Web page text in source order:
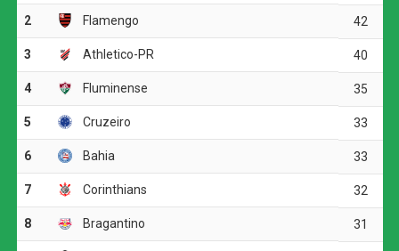
O Botafogo continua na sétima posição, com 30 pontos,
mas ainda pode perder posições dependendo dos outros
resultados da rodada.
O jogo
O Botafogo começou o clássico ocupando mais o campo
de ataque, mas encontrou dificuldades diante da
marcação tricolor. A primeira boa chance apareceu aos 19
minutos, quando Arthur Cabral recebeu na entrada da
área, passou pela marcação e finalizou rasteiro. Fábio
defendeu.